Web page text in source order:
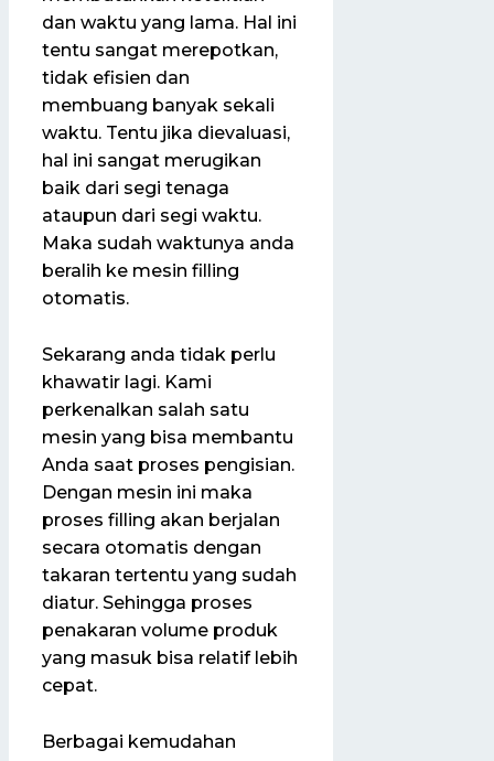
dan waktu yang lama. Hal ini
tentu sangat merepotkan,
tidak efisien dan
membuang banyak sekali
waktu. Tentu jika dievaluasi,
hal ini sangat merugikan
baik dari segi tenaga
ataupun dari segi waktu.
Maka sudah waktunya anda
beralih ke mesin filling
otomatis.
Sekarang anda tidak perlu
khawatir lagi. Kami
perkenalkan salah satu
mesin yang bisa membantu
Anda saat proses pengisian.
Dengan mesin ini maka
proses filling akan berjalan
secara otomatis dengan
takaran tertentu yang sudah
diatur. Sehingga proses
penakaran volume produk
yang masuk bisa relatif lebih
cepat.
Berbagai kemudahan